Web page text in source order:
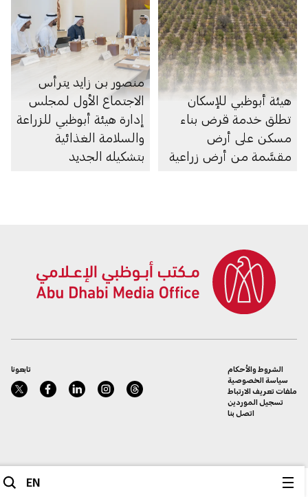
EN
هيئة أبوظبي للإسكان
تطلق خدمة قرض بناء
مسكن على أرض
مقسَّمة من أرض زراعية
منصور بن زايد يترأس
الاجتماع الأول لمجلس
إدارة هيئة أبوظبي للزراعة
والسلامة الغذائية
بتشكيله الجديد
تابعونا
الشروط والأحكام
سياسة الخصوصية
ملفات تعريف الارتباط
تسجيل الموردين
اتصل بنا